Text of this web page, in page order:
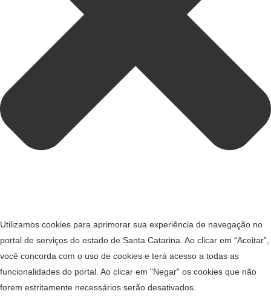
Utilizamos cookies para aprimorar sua experiência de navegação no
portal de serviços do estado de Santa Catarina. Ao clicar em “Aceitar”,
você concorda com o uso de cookies e terá acesso a todas as
funcionalidades do portal. Ao clicar em "Negar" os cookies que não
forem estritamente necessários serão desativados.